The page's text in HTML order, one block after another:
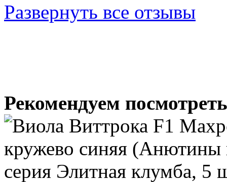
Развернуть все отзывы
Рекомендуем посмотреть